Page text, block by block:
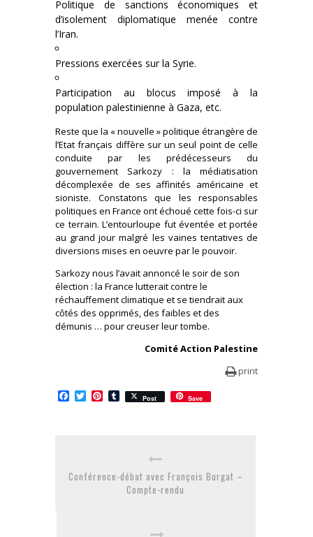
Politique de sanctions économiques et
d’isolement diplomatique menée contre
l’Iran.
Pressions exercées sur la Syrie.
Participation au blocus imposé à la
population palestinienne à Gaza, etc.
Reste que la « nouvelle » politique étrangère de
l’Etat français diffère sur un seul point de celle
conduite par les prédécesseurs du
gouvernement Sarkozy : la médiatisation
décomplexée de ses affinités américaine et
sioniste. Constatons que les responsables
politiques en France ont échoué cette fois-ci sur
ce terrain. L’entourloupe fut éventée et portée
au grand jour malgré les vaines tentatives de
diversions mises en oeuvre par le pouvoir.
Sarkozy nous l’avait annoncé le soir de son
élection : la France lutterait contre le
réchauffement climatique et se tiendrait aux
côtés des opprimés, des faibles et des
démunis … pour creuser leur tombe.
Comité Action Palestine
print
Facebook
TwitterPinterest
Tumblr
Post Save
Conférence-débat avec François Burgat –
Compte-rendu